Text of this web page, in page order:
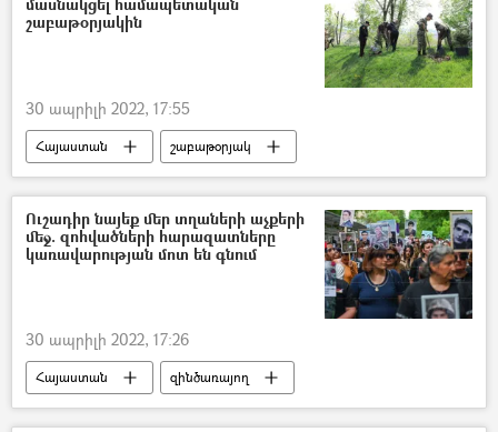
շաբաթօրյակին
30 ապրիլի 2022, 17:55
Հայաստան
շաբաթօրյակ
ծառատունկ
Ուշադիր նայեք մեր տղաների աչքերի
մեջ. զոհվածների հարազատները
կառավարության մոտ են գնում
30 ապրիլի 2022, 17:26
Հայաստան
զինծառայող
Բողոքի ակցիա
ծնող